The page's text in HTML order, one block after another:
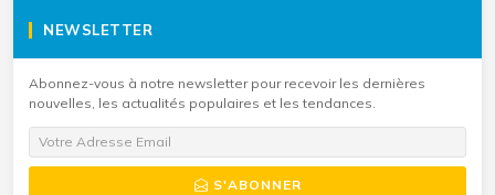
NEWSLETTER
Abonnez-vous à notre newsletter pour recevoir les dernières
nouvelles, les actualités populaires et les tendances.
S'ABONNER